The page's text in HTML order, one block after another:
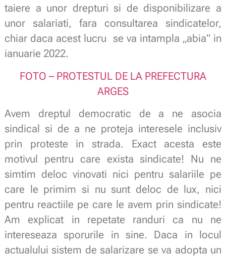
taiere a unor drepturi si de disponibilizare a
unor salariati, fara consultarea sindicatelor,
chiar daca acest lucru se va intampla „abia” in
ianuarie 2022.
FOTO – PROTESTUL DE LA PREFECTURA
ARGES
Avem dreptul democratic de a ne asocia
sindical si de a ne proteja interesele inclusiv
prin proteste in strada. Exact acesta este
motivul pentru care exista sindicate! Nu ne
simtim deloc vinovati nici pentru salariile pe
care le primim si nu sunt deloc de lux, nici
pentru reactiile pe care le avem prin sindicate!
Am explicat in repetate randuri ca nu ne
intereseaza sporurile in sine. Daca in locul
actualului sistem de salarizare se va adopta un